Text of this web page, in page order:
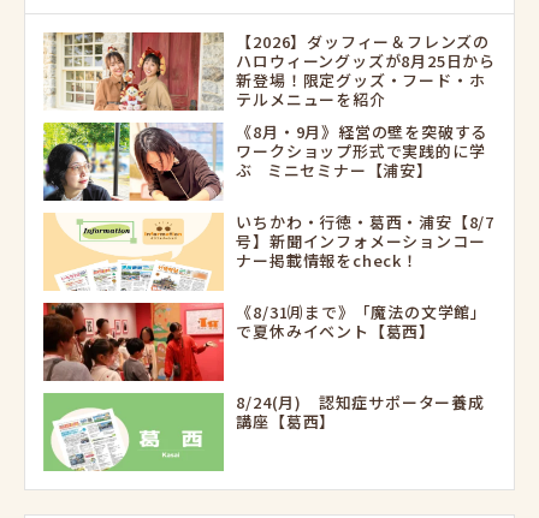
【2026】ダッフィー＆フレンズの
ハロウィーングッズが8月25日から
新登場！限定グッズ・フード・ホ
テルメニューを紹介
《8月・9月》経営の壁を突破する
ワークショップ形式で実践的に学
ぶ ミニセミナー【浦安】
いちかわ・行徳・葛西・浦安【8/7
号】新聞インフォメーションコー
ナー掲載情報をcheck！
《8/31㈪まで》「魔法の文学館」
で夏休みイベント【葛西】
8/24(月) 認知症サポーター養成
講座【葛西】